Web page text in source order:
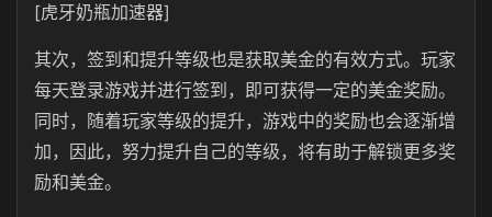
[虎牙奶瓶加速器]
其次，签到和提升等级也是获取美金的有效方式。玩家
每天登录游戏并进行签到，即可获得一定的美金奖励。
同时，随着玩家等级的提升，游戏中的奖励也会逐渐增
加，因此，努力提升自己的等级，将有助于解锁更多奖
励和美金。